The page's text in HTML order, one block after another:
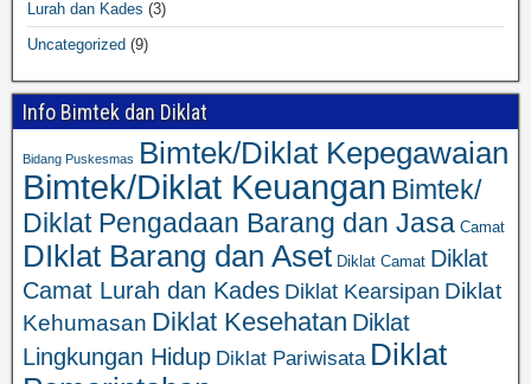
Lurah dan Kades (3)
Uncategorized (9)
Info Bimtek dan Diklat
Bidang Puskesmas Bimtek/Diklat Kepegawaian
Bimtek/Diklat Keuangan Bimtek/
Diklat Pengadaan Barang dan Jasa Camat
DIklat Barang dan Aset Diklat Camat Diklat
Camat Lurah dan Kades Diklat Kearsipan Diklat
Kehumasan Diklat Kesehatan Diklat
Lingkungan Hidup Diklat Pariwisata Diklat